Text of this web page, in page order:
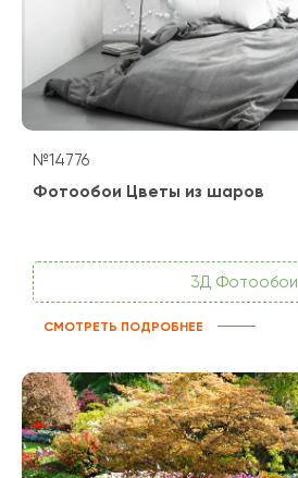
№14776
Фотообои Цветы из шаров
3Д Фотообои
СМОТРЕТЬ ПОДРОБНЕЕ